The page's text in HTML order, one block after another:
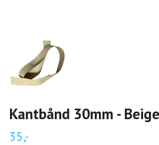
Kantbånd 30mm - Beige
35,-